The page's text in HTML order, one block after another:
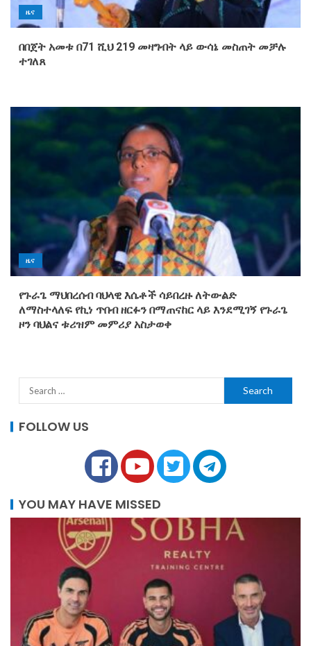
ዜና
በበጀት አመቱ በ71 ሺህ 219 መዛግብት ላይ ውሳኔ መስጠት መቻሉ
ተገለጸ
ዜና
የጉራጌ ማህበረሰብ ባህላዊ እሴቶች ሳይበረዙ ለትውልድ
ለማስተላለፍ የኪነ ጥበብ ዘርፉን በማጠናከር ላይ እንደሚገኝ የጉራጌ
ዞን ባህልና ቱሪዝም መምሪያ አስታወቀ
FOLLOW US
YOU MAY HAVE MISSED